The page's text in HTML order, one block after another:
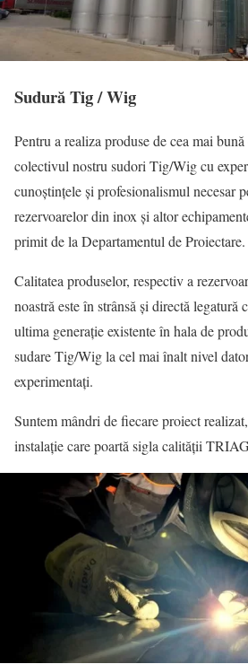
Sudură Tig / Wig
Pentru a realiza produse de cea mai
colectivul nostru sudori Tig/Wig cu
cunoștințele și profesionalismul necesar
rezervoarelor din inox și altor
primit de la Departamentul de Proiectare.
Calitatea produselor, respectiv a
noastră este în strânsă și directă legatură
ultima generație existente în hala de
sudare Tig/Wig la cel mai înalt nivel
experimentați.
Suntem mândri de fiecare proiect
instalație care poartă sigla calității